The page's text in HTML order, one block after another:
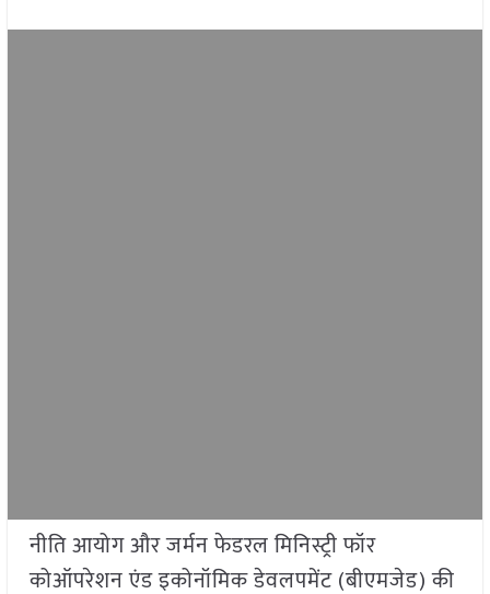
नीति आयोग और जर्मन फेडरल मिनिस्ट्री फॉर
कोऑपरेशन एंड इकोनॉमिक डेवलपमेंट (बीएमजेड) की